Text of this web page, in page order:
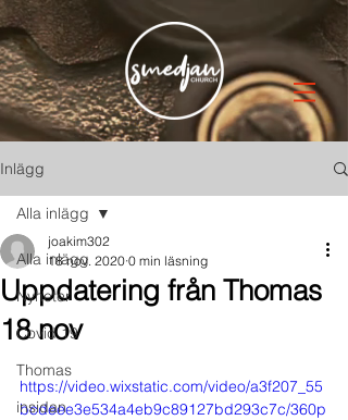
Inlägg
Alla inlägg
Nyheter
Covid 19
Thomas
insidan
Alla inlägg
Uppdatering från Thomas
18 nov
joakim302
18 nov. 2020 0 min läsning
https://video.wixstatic.com/video/a3f207_55
bcdeee3e534a4eb9c89127bd293c7c/360p